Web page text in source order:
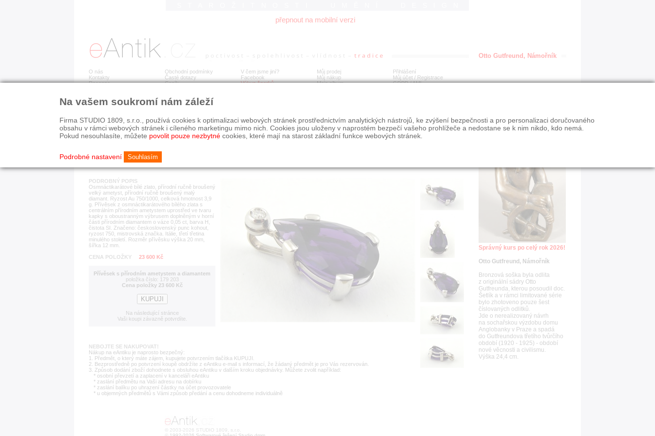
přepnout na mobilní verzi
O nás
Kontakty
Recenze
Obchodní podmínky
Časté dotazy
Ceník
V čem jsme jiní?
Facebook
Výkup šperků
Můj prodej
Můj nákup
Moje album
Přihlášení
Můj účet / Registrace
GDPR/AML
Detail položky č. 179 203 Přívěsek s přírodním ametystem a diamantem
PODROBNÝ POPIS
Osmnáctikarátové bílé zlato, přírodní ručně broušený
velký ametyst, přírodní ručně broušený malý
diamant. Ryzost Au 750/1000, celková hmotnost 3,9
g. Přívěsek z osmnáctikarátového bílého zlata s
centrálním přírodním ametystem uprostřed ve tvaru
kapky s oboustranným výbrusem doplněným v horní
části přírodním diamantem o váze 0,05 ct, barva H,
čistota SI. Značeno: československý punc kohout,
ryzost 750, mistrovská značka. Itálie, třetí třetina
minulého století. Rozměr přívěsku výška 20 mm,
šířka 12 mm.
CENA POLOŽKY
23 600 Kč
Přívěsek s přírodním ametystem a diamantem
položka číslo: 179 203
Cena položky 23 600 Kč
Na následující stránce
Vaši koupi závazně potvrdíte.
NEBOJTE SE NAKUPOVAT!
Nákup na eAntiku je naprosto bezpečný:
1. Předmět, o který máte zájem, kupujete potvrzením tlačítka KUPUJI.
2. Bezprostředně po potvrzení koupě obdržíte z eAntiku e-mail s informací, že žádaný předmět je pro Vás rezervován.
3. Způsob dodání zboží dohodnete s obsluhou eAntiku v dalším kroku objednávky. Můžete zvolit například:
* osobní převzetí a zaplacení v kanceláři eAntiku
* zaslání předmětu na Vaši adresu na dobírku
* zaslání balíku po uhrazení částky na účet provozovatele
* u objemných předmětů s Vámi způsob předání a cenu dohodneme individuálně
© 2003-2026 STUDIO 1809, s.r.o.
Otto Gutfreund, Námořník
Správný kurs po celý rok 2026!
Otto Gutfreund, Námořník
Bronzová soška byla odlita
z originální sádry Otto
Gutfreunda, kterou posoudil doc.
Šetlík a v rámci limitované série
bylo zhotoveno pouze šest
číslovaných odlitků.
Jde o nerealizovaný návrh
na sochařskou výzdobu domu
Anglobanky v Praze a spadá
do Gutfreundova třetího tvůrčího
období (1920 - 1925) - období
nové věcnosti a civilismu.
Výška 24,4 cm.
Na vašem soukromí nám záleží
Firma STUDIO 1809, s.r.o., používá cookies k optimalizaci webových stránek prostřednictvím analytických nástrojů, ke zvýšení bezpečnosti a pro personalizaci doručovaného
obsahu v rámci webových stránek i cíleného marketingu mimo nich. Cookies jsou uloženy v naprostém bezpečí vašeho prohlížeče a nedostane se k nim nikdo, kdo nemá.
Pokud nesouhlasíte, můžete povolit pouze nezbytné cookies, které mají na starost základní funkce webových stránek.
Podrobné nastavení Souhlasím